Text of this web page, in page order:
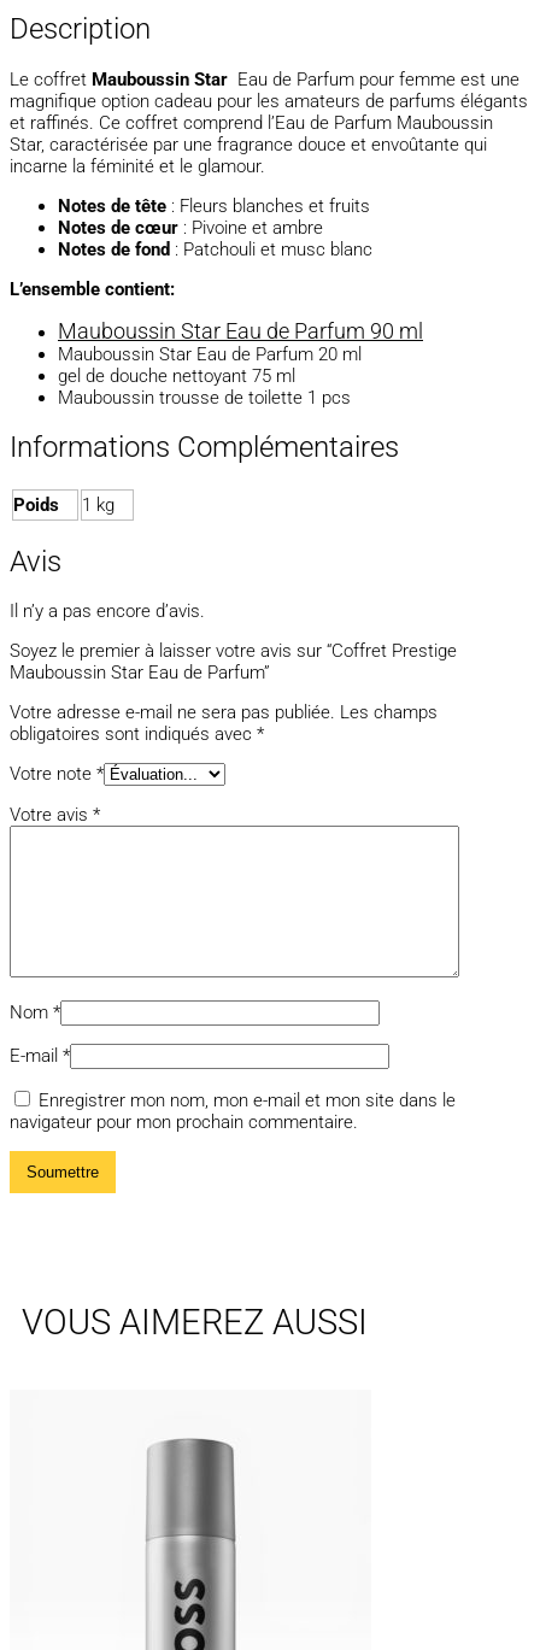
Description
Le coffret Mauboussin Star Eau de Parfum pour femme est une
magnifique option cadeau pour les amateurs de parfums élégants
et raffinés. Ce coffret comprend l’Eau de Parfum Mauboussin
Star, caractérisée par une fragrance douce et envoûtante qui
incarne la féminité et le glamour.
Notes de tête : Fleurs blanches et fruits
Notes de cœur : Pivoine et ambre
Notes de fond : Patchouli et musc blanc
L’ensemble contient:
Mauboussin Star Eau de Parfum 90 ml
Mauboussin Star Eau de Parfum 20 ml
gel de douche nettoyant 75 ml
Mauboussin trousse de toilette 1 pcs
Informations Complémentaires
Poids 1 kg
Avis
Il n’y a pas encore d’avis.
Soyez le premier à laisser votre avis sur “Coffret Prestige
Mauboussin Star Eau de Parfum”
Votre adresse e-mail ne sera pas publiée. Les champs
obligatoires sont indiqués avec *
Votre note *
Votre avis *
Nom *
E-mail *
Enregistrer mon nom, mon e-mail et mon site dans le
navigateur pour mon prochain commentaire.
VOUS AIMEREZ AUSSI